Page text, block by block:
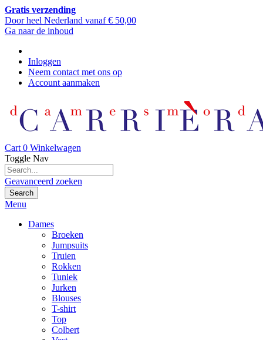
Gratis verzending
Door heel Nederland vanaf € 50,00
Ga naar de inhoud
Inloggen
Neem contact met ons op
Account aanmaken
Cart 0 Winkelwagen
Toggle Nav
Geavanceerd zoeken
Search
Menu
Dames
Broeken
Jumpsuits
Truien
Rokken
Tuniek
Jurken
Blouses
T-shirt
Top
Colbert